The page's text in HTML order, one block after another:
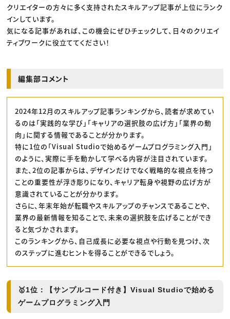
クリエイターの方々に多く支持されたスキルアップ記事が上位にランク
インしています。
気になる記事があれば、この機会にぜひチェックして、日々のクリエイ
ティブワークに役立ててください！
編集部コメント
2024年12月のスキルアップ記事ランキングから、読者が求めてい
るのは「実践的な学び」「キャリアの選択肢の広げ方」「業界の動
向」に関する情報であることが分かります。
特に1位の「Visual Studioで始めるゲームプログラミング入門」
のように、実際に手を動かして学べる内容が注目されています。
また、2位の記事からは、デザインだけでなく戦略的な視点を持つ
ことの重要性が浮き彫りになり、キャリア転身や視野の広げ方が
意識されていることが分かります。
さらに、年末年始が転職やスキルアップのチャンスであることや、
業界の最新情報を知ることで、未来の選択肢を広げることができ
ると気づかされます。
このランキングから、自己成長に必要な視点や行動を見つけ、次
のステップに進むヒントを得ることができるでしょう。
🥇1位：【サンプルコード付き】Visual Studioで始める
ゲームプログラミング入門